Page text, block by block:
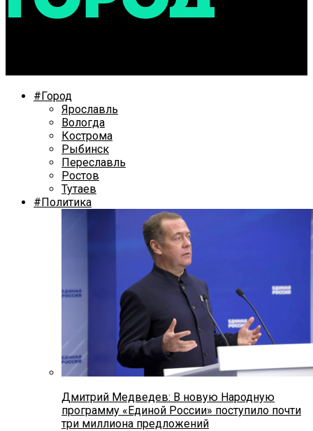
#Город
Ярославль
Вологда
Кострома
Рыбинск
Переславль
Ростов
Тутаев
#Политика
Дмитрий Медведев: В новую Народную
программу «Единой России» поступило почти
три миллиона предложений